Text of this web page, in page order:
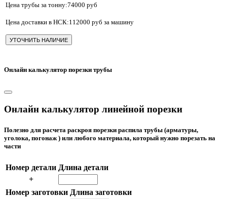
Цена трубы за тонну:74000 руб
Цена доставки в НСК:112000 руб за машину
УТОЧНИТЬ НАЛИЧИЕ
Онлайн калькулятор порезки трубы
Онлайн калькулятор линейной порезки
Полезно для расчета раскроя порезки распила трубы (арматуры,
уголока, погонаж ) или любого материала, который нужно порезать на
части
Номер детали Длина детали
+
Номер заготовки Длина заготовки